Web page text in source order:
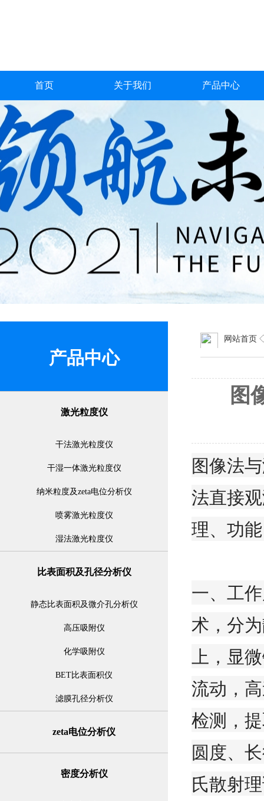
首页 关于我们 产品中心
产品中心
激光粒度仪
干法激光粒度仪
干湿一体激光粒度仪
纳米粒度及zeta电位分析仪
喷雾激光粒度仪
湿法激光粒度仪
比表面积及孔径分析仪
静态比表面积及微介孔分析仪
高压吸附仪
化学吸附仪
BET比表面积仪
滤膜孔径分析仪
zeta电位分析仪
密度分析仪
网站首页
图
图像法
法直接
理、功
一、工
术，分
上，显
流动，
检测，
圆度、
氏散射